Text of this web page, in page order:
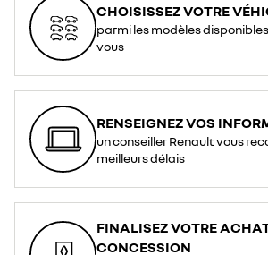
CHOISISSEZ VOTRE
parmi les modèles
vous
RENSEIGNEZ VOS
un conseiller Renault vous
meilleurs délais
FINALISEZ VOTRE
CONCESSION